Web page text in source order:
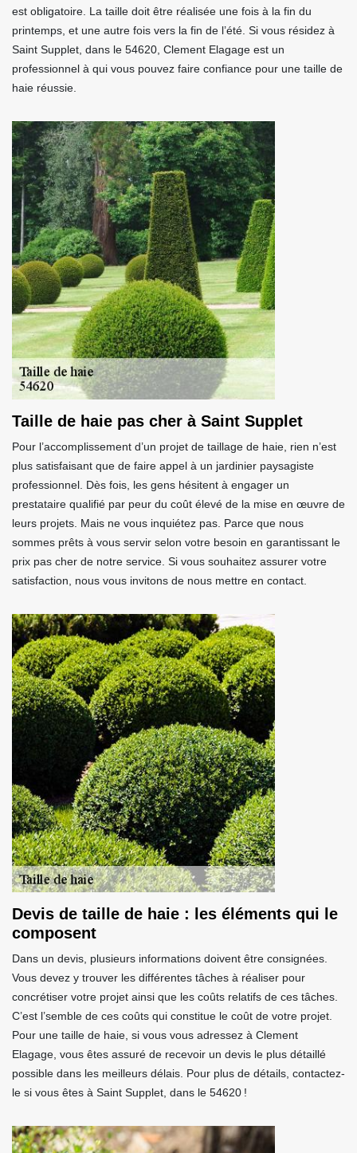
est obligatoire. La taille doit être réalisée une fois à la fin du
printemps, et une autre fois vers la fin de l’été. Si vous résidez à
Saint Supplet, dans le 54620, Clement Elagage est un
professionnel à qui vous pouvez faire confiance pour une taille de
haie réussie.
Taille de haie pas cher à Saint Supplet
Pour l’accomplissement d’un projet de taillage de haie, rien n’est
plus satisfaisant que de faire appel à un jardinier paysagiste
professionnel. Dès fois, les gens hésitent à engager un
prestataire qualifié par peur du coût élevé de la mise en œuvre de
leurs projets. Mais ne vous inquiétez pas. Parce que nous
sommes prêts à vous servir selon votre besoin en garantissant le
prix pas cher de notre service. Si vous souhaitez assurer votre
satisfaction, nous vous invitons de nous mettre en contact.
Devis de taille de haie : les éléments qui le
composent
Dans un devis, plusieurs informations doivent être consignées.
Vous devez y trouver les différentes tâches à réaliser pour
concrétiser votre projet ainsi que les coûts relatifs de ces tâches.
C’est l’semble de ces coûts qui constitue le coût de votre projet.
Pour une taille de haie, si vous vous adressez à Clement
Elagage, vous êtes assuré de recevoir un devis le plus détaillé
possible dans les meilleurs délais. Pour plus de détails, contactez-
le si vous êtes à Saint Supplet, dans le 54620 !